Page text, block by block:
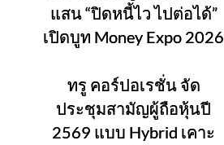
แสน “ปิดหนี้ไว ไปต่อได้”
เปิดบูท Money Expo 2026
ทรู คอร์ปอเรชั่น จัด
ประชุมสามัญผู้ถือหุ้นปี
2569 แบบ Hybrid เคาะ